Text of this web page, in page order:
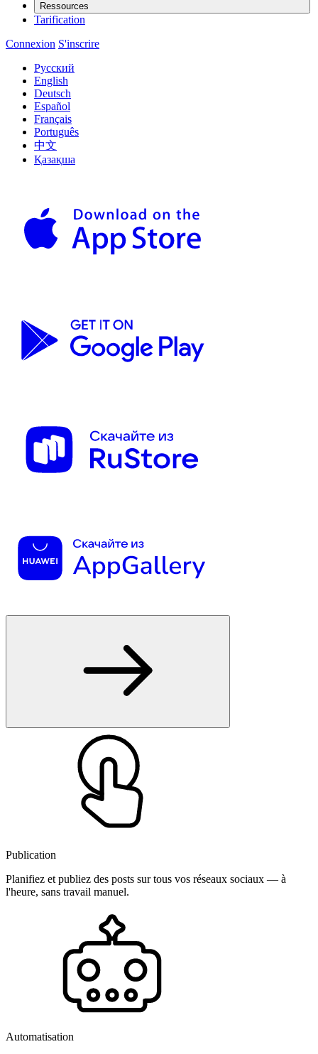
Ressources
Tarification
Connexion S'inscrire
Русский
English
Deutsch
Español
Français
Português
中文
Қазақша
Publication
Planifiez et publiez des posts sur tous vos réseaux sociaux — à
l'heure, sans travail manuel.
Automatisation